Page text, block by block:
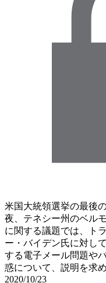
米国大統領選挙の最後
夜、テネシー州のベル
に関する議題では、ト
ー・バイデン氏に対し
する電子メール問題や
惑について、説明を求
2020/10/23